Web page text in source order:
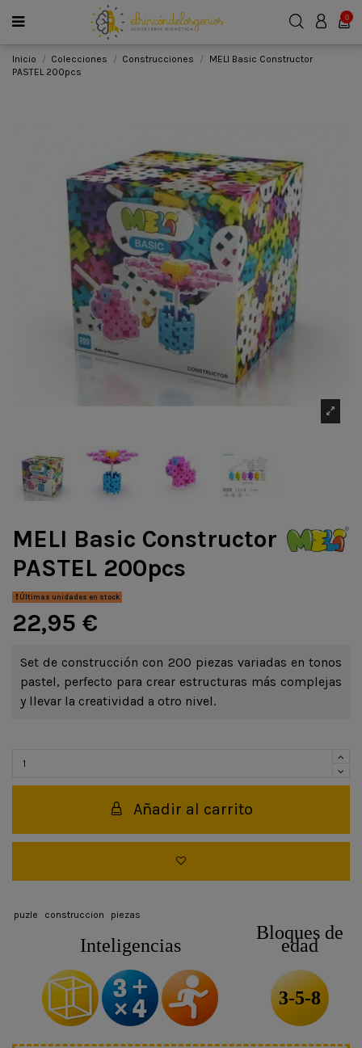
0
Inicio Colecciones Construcciones
MELI Basic Constructor
PASTEL 200pcs
MELI Basic Constructor
PASTEL 200pcs
Últimas unidades en stock
22,95 €
Set de construcción con 200 piezas variadas en tonos
pastel, perfecto para crear estructuras más complejas
y llevar la creatividad a otro nivel.
Añadir al carrito
puzle construccion piezas
Inteligencias
Bloques de
edad
3-5-8